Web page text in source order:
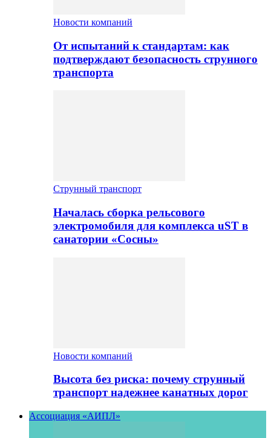
Новости компаний
От испытаний к стандартам: как
подтверждают безопасность струнного
транспорта
Струнный транспорт
Началась сборка рельсового
электромобиля для комплекса uST в
санатории «Сосны»
Новости компаний
Высота без риска: почему струнный
транспорт надежнее канатных дорог
Ассоциация «АИПЛ»